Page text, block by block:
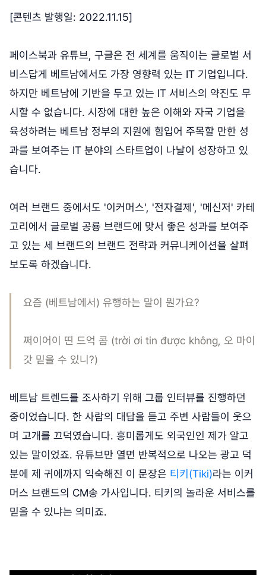
[콘텐츠 발행일: 2022.11.15]
페이스북과 유튜브, 구글은 전 세계를 움직이는 글로벌 서
비스답게 베트남에서도 가장 영향력 있는 IT 기업입니다.
하지만 베트남에 기반을 두고 있는 IT 서비스의 약진도 무
시할 수 없습니다. 시장에 대한 높은 이해와 자국 기업을
육성하려는 베트남 정부의 지원에 힘입어 주목할 만한 성
과를 보여주는 IT 분야의 스타트업이 나날이 성장하고 있
습니다.
여러 브랜드 중에서도 '이커머스', '전자결제', '메신저' 카테
고리에서 글로벌 공룡 브랜드에 맞서 좋은 성과를 보여주
고 있는 세 브랜드의 브랜드 전략과 커뮤니케이션을 살펴
보도록 하겠습니다.
요즘 (베트남에서) 유행하는 말이 뭔가요?
쩌이어이 띤 드억 콤 (trời ơi tin được không, 오 마이
갓 믿을 수 있니?)
베트남 트렌드를 조사하기 위해 그룹 인터뷰를 진행하던
중이었습니다. 한 사람의 대답을 듣고 주변 사람들이 웃으
며 고개를 끄덕였습니다. 흥미롭게도 외국인인 제가 알고
있는 말이었죠. 유튜브만 열면 반복적으로 나오는 광고 덕
분에 제 귀에까지 익숙해진 이 문장은 티키(Tiki)라는 이커
머스 브랜드의 CM송 가사입니다. 티키의 놀라운 서비스를
믿을 수 있냐는 의미죠.